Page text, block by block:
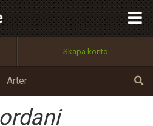
Skapa konto
Arter
100%
OK
Tillbaka till förstasidan